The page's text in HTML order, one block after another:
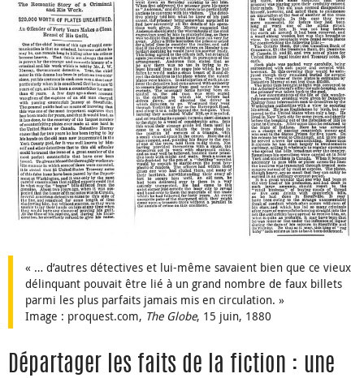
« … d’autres détectives et lui-même savaient bien que ce vieux
délinquant pouvait être lié à un grand nombre de faux billets
parmi les plus parfaits jamais mis en circulation. »
Image : proquest.com, The Globe, 15 juin, 1880
Départager les faits de la fiction : une